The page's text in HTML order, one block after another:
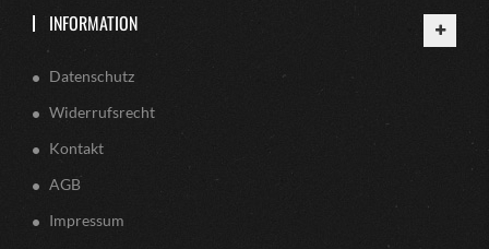
INFORMATION
Datenschutz
Widerrufsrecht
Kontakt
AGB
Impressum